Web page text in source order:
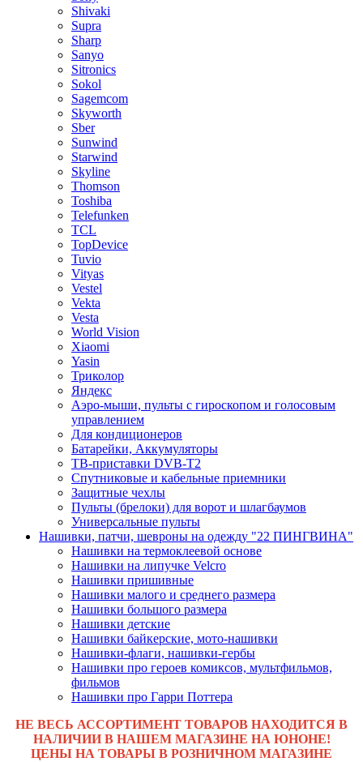
Shivaki
Supra
Sharp
Sanyo
Sitronics
Sokol
Sagemcom
Skyworth
Sber
Sunwind
Starwind
Skyline
Thomson
Toshiba
Telefunken
TCL
TopDevice
Tuvio
Vityas
Vestel
Vekta
Vesta
World Vision
Xiaomi
Yasin
Триколор
Яндекс
Аэро-мыши, пульты с гироскопом и голосовым
управлением
Для кондиционеров
Батарейки, Аккумуляторы
ТВ-приставки DVB-T2
Спутниковые и кабельные приемники
Защитные чехлы
Пульты (брелоки) для ворот и шлагбаумов
Универсальные пульты
Нашивки, патчи, шевроны на одежду "22 ПИНГВИНА"
Нашивки на термоклеевой основе
Нашивки на липучке Velcro
Нашивки пришивные
Нашивки малого и среднего размера
Нашивки большого размера
Нашивки детские
Нашивки байкерские, мото-нашивки
Нашивки-флаги, нашивки-гербы
Нашивки про героев комиксов, мультфильмов,
фильмов
Нашивки про Гарри Поттера
НЕ ВЕСЬ АССОРТИМЕНТ ТОВАРОВ НАХОДИТСЯ В
НАЛИЧИИ В НАШЕМ МАГАЗИНЕ НА ЮНОНЕ!
ЦЕНЫ НА ТОВАРЫ В РОЗНИЧНОМ МАГАЗИНЕ